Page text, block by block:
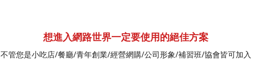
想進入網路世界一定要使用的絕佳方案
不管您是小吃店/餐廳/青年創業/經營網購/公司形象/補習班/協會皆可加入